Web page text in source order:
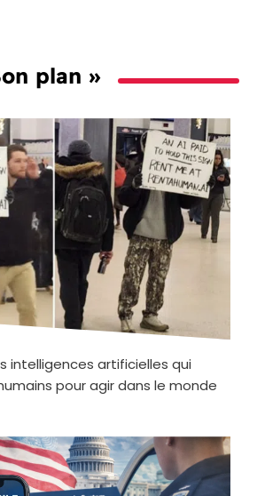
plan »
intelligences artificielles qui
pour agir dans le monde